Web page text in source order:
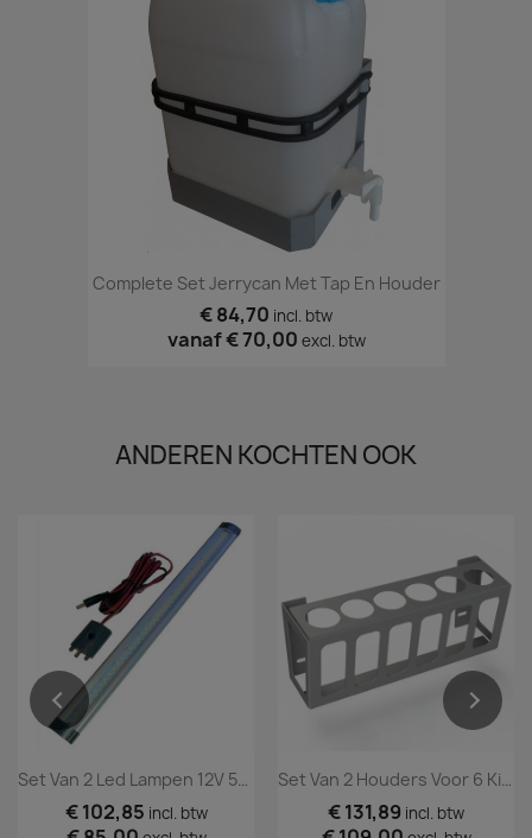
Complete Set Jerrycan Met Tap En Houder
€ 84,70 incl. btw
vanaf€ 70,00 excl. btw
ANDEREN KOCHTEN OOK
€ 102,85 incl. btw € 131,89 incl. btw